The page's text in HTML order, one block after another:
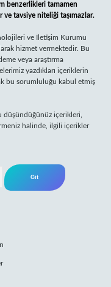
benzerlikleri tamamen
tavsiye niteliği taşımazlar.
ve İletişim Kurumu
hizmet vermektedir. Bu
veya araştırma
yazdıkları içeriklerin
bu sorumluluğu kabul etmiş
düşündüğünüz içerikleri,
halinde, ilgili içerikler